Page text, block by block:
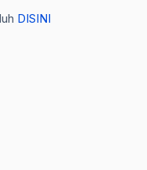
DISINI